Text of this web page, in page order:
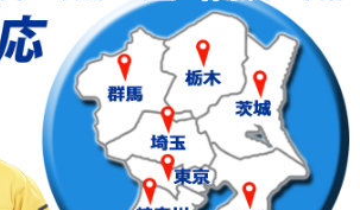
管（VP・HI）使
)
+8,800円
ニング鋼管・銅
使用/3ｍまで)
44,000円
ニング鋼管・銅
用/3ｍ超え)
+8,800円